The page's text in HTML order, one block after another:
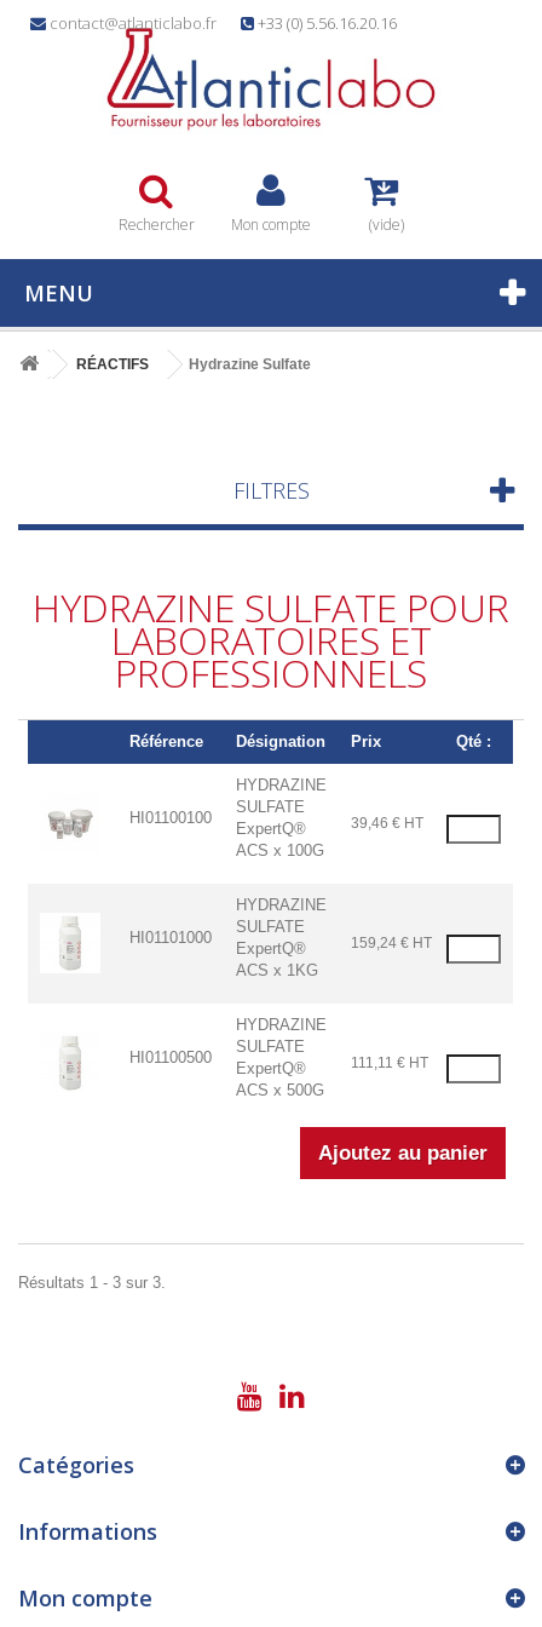
contact@atlanticlabo.fr +33 (0) 5.56.16.20.16
Rechercher Mon compte (vide)
MENU
RÉACTIFS Hydrazine Sulfate
FILTRES
HYDRAZINE SULFATE POUR
LABORATOIRES ET
PROFESSIONNELS
Référence Désignation Prix Qté :
HI01100100
HYDRAZINE
SULFATE
ExpertQ®
ACS x 100G
39,46 € HT
HI01101000
HYDRAZINE
SULFATE
ExpertQ®
ACS x 1KG
159,24 € HT
HI01100500
HYDRAZINE
SULFATE
ExpertQ®
ACS x 500G
111,11 € HT
Résultats 1 - 3 sur 3.
Catégories
Informations
Mon compte